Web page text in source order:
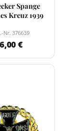
Spange
Kreuz 1939
Nr. 376639
6,00 €